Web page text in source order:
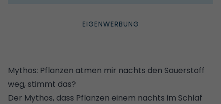
Mythos: Pflanzen atmen mir nachts den Sauerstoff
weg, stimmt das?
Der Mythos, dass Pflanzen einem nachts im Schlaf